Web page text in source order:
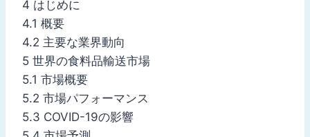
4 はじめに
4.1 概要
4.2 主要な業界動向
5 世界の食料品輸送市場
5.1 市場概要
5.2 市場パフォーマンス
5.3 COVID-19の影響